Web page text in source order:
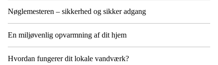
Nøglemesteren – sikkerhed og sikker adgang
En miljøvenlig opvarmning af dit hjem
Hvordan fungerer dit lokale vandværk?